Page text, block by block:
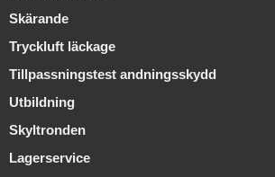
Skärande
Tryckluft läckage
Tillpassningstest andningsskydd
Utbildning
Skyltronden
Lagerservice